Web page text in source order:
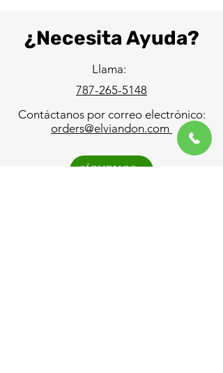
¿Necesita Ayuda?
Llama:
787-265-5148
Contáctanos por correo electrónico:
orders@elviandon.com
SÍGUENOS